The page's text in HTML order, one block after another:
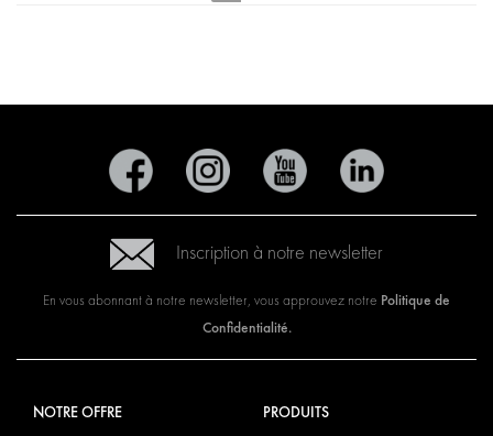
Inscription à notre newsletter
En vous abonnant à notre newsletter, vous approuvez notre Politique de
Confidentialité.
NOTRE OFFRE PRODUITS